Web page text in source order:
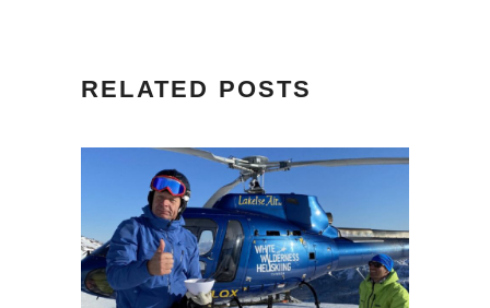
RELATED POSTS